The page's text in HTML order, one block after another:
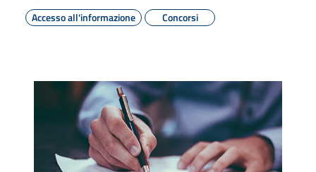
Accesso all'informazione
Concorsi